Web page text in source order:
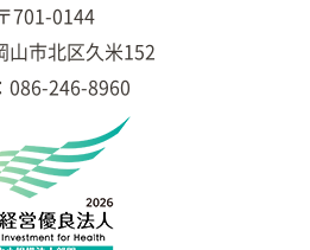
701-0144
山市北区久米152
086-246-8960